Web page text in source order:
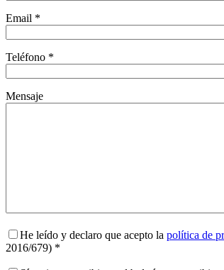
Email *
Teléfono *
Mensaje
He leído y declaro que acepto la política de
2016/679) *